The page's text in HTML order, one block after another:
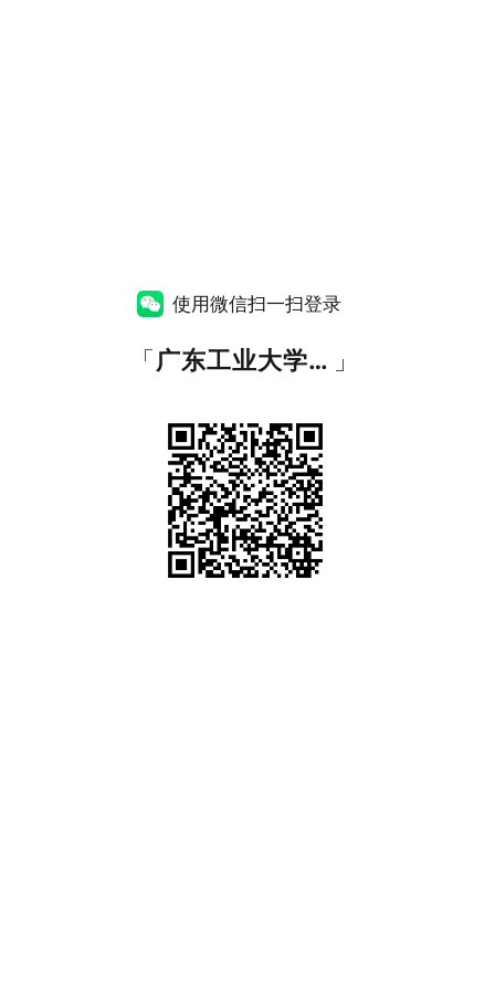
使用微信扫一扫登录
「 广东工业大学统一身份认证 」